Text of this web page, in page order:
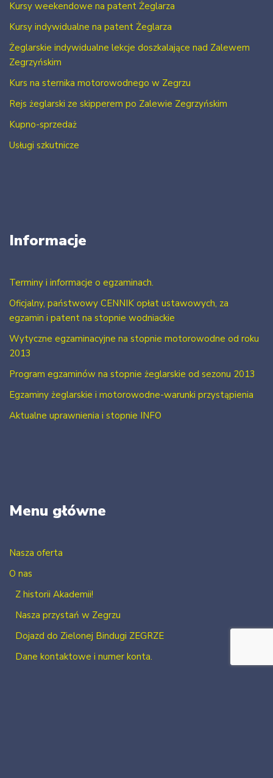
Kursy weekendowe na patent Żeglarza
Kursy indywidualne na patent Żeglarza
Żeglarskie indywidualne lekcje doszkalające nad Zalewem
Zegrzyńskim
Kurs na sternika motorowodnego w Zegrzu
Rejs żeglarski ze skipperem po Zalewie Zegrzyńskim
Kupno-sprzedaż
Usługi szkutnicze
Informacje
Terminy i informacje o egzaminach.
Oficjalny, państwowy CENNIK opłat ustawowych, za
egzamin i patent na stopnie wodniackie
Wytyczne egzaminacyjne na stopnie motorowodne od roku
2013
Program egzaminów na stopnie żeglarskie od sezonu 2013
Egzaminy żeglarskie i motorowodne-warunki przystąpienia
Aktualne uprawnienia i stopnie INFO
Menu główne
Nasza oferta
O nas
Z historii Akademii!
Nasza przystań w Zegrzu
Dojazd do Zielonej Bindugi ZEGRZE
Dane kontaktowe i numer konta.